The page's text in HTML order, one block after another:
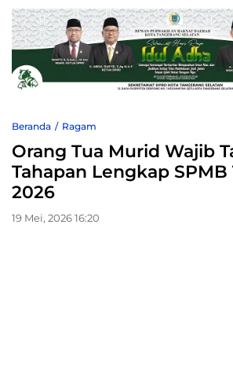
Beranda Ragam
Orang Tua Murid Wajib
Tahapan Lengkap SPMB
2026
19 Mei, 2026 16:20